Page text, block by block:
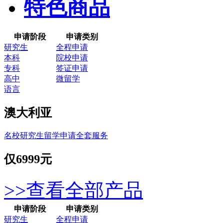
特色商品
申请阶段
申请类别
研究生
全程申请
本科
院校申请
专科
签证申请
高中
微留学
语言
澳大利亚
名校研究生留学申请全套服务
仅6999元
>>查看全部产品
申请阶段
申请类别
研究生
全程申请